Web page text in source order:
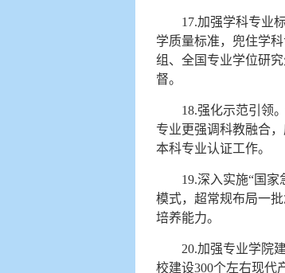
17.加强学科专业
学质量标准，兜住学
组、全国专业学位研
督。
18.强化示范引领
专业更强调科教融合
本科专业认证工作。
19.深入实施“国
模式，超常规布局一
培养能力。
20.加强专业学院
校建设300个左右现代